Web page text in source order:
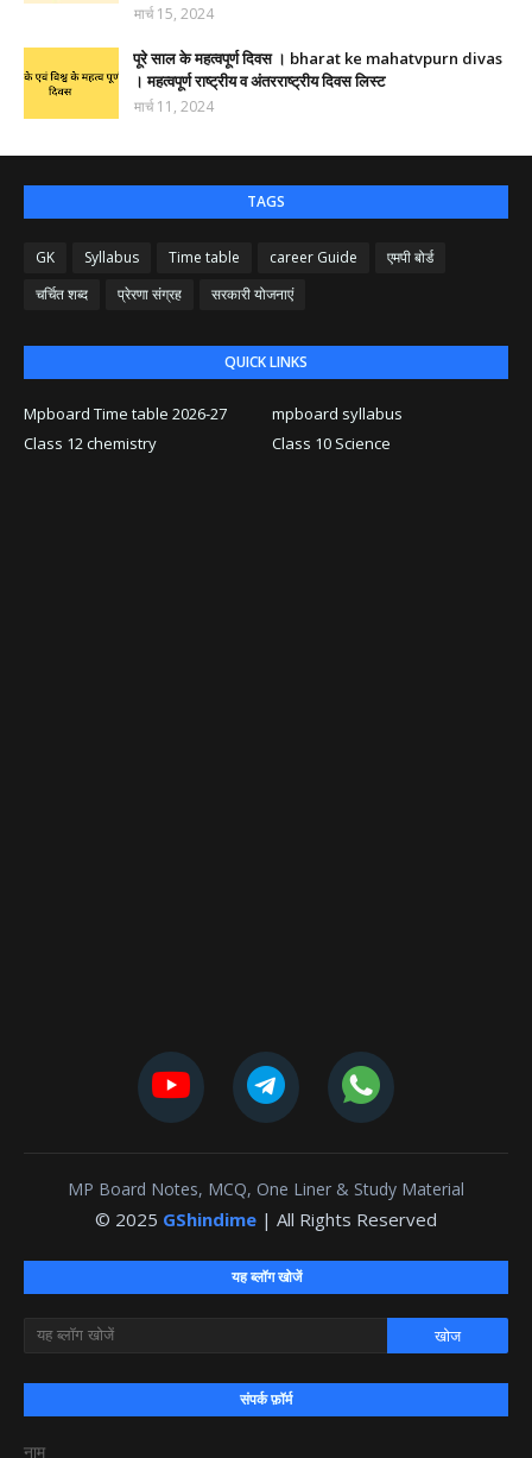
मार्च 15, 2024
पूरे साल के महत्वपूर्ण दिवस । bharat ke mahatvpurn divas
। महत्वपूर्ण राष्ट्रीय व अंतरराष्ट्रीय दिवस लिस्ट
मार्च 11, 2024
TAGS
GK Syllabus Time table career Guide
एमपी बोर्ड
चर्चित शब्द
प्रेरणा संग्रह सरकारी योजनाएं
QUICK LINKS
Mpboard Time table 2026-27
mpboard syllabus
Class 12 chemistry
Class 10 Science
MP Board Notes, MCQ, One Liner & Study Material
© 2025 GShindime | All Rights Reserved
यह ब्लॉग खोजें
संपर्क फ़ॉर्म
नाम